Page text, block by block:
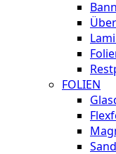
FOLIEN